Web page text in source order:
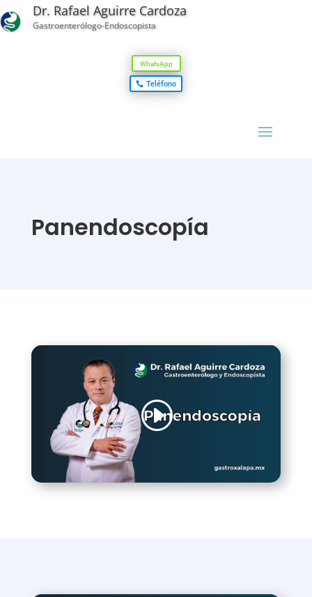
Dr. Rafael Aguirre Cardoza
Gastroenterólogo-Endoscopista
WhatsApp
Teléfono
Panendoscopía